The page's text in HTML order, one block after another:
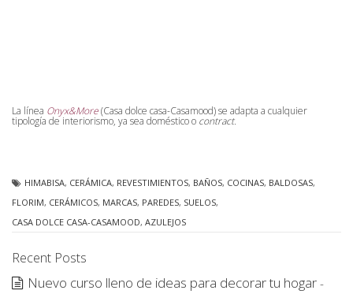
La línea Onyx&More(Casa dolce casa-Casamood) se adapta a cualquier
tipología de interiorismo, ya sea doméstico o contract.
HIMABISA, CERÁMICA, REVESTIMIENTOS, BAÑOS, COCINAS, BALDOSAS,
FLORIM, CERÁMICOS, MARCAS, PAREDES, SUELOS,
CASA DOLCE CASA-CASAMOOD, AZULEJOS
Recent Posts
Nuevo curso lleno de ideas para decorar tu hogar -